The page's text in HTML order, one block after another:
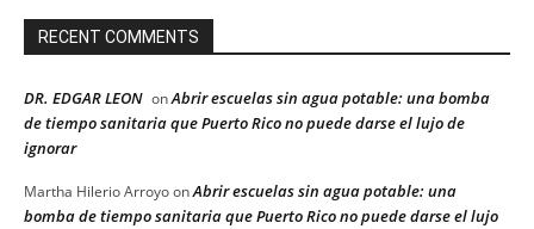
RECENT COMMENTS
DR. EDGAR LEON onAbrir escuelas sin agua potable: una bomba
de tiempo sanitaria que Puerto Rico no puede darse el lujo de
ignorar
Martha Hilerio ArroyoonAbrir escuelas sin agua potable: una
bomba de tiempo sanitaria que Puerto Rico no puede darse el lujo